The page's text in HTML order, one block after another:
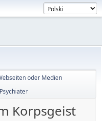
oder Medien
Korpsgeist